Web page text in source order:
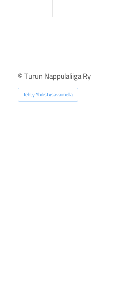
©Turun Nappulaliiga Ry
Tehty Yhdistysavaimella